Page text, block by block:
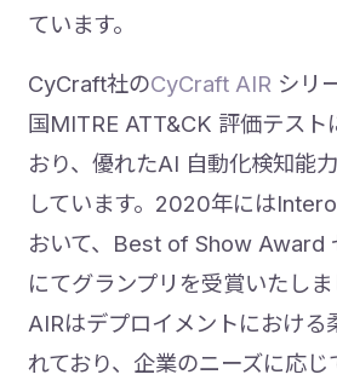
ています。
CyCraft社のCyCraft AIR シリ
国MITRE ATT&CK 評価テスト
おり、優れたAI 自動化検知能
しています。2020年には
おいて、Best of Show Award
にてグランプリを受賞いたし
AIRはデプロイメントにおける
れており、企業のニーズに応